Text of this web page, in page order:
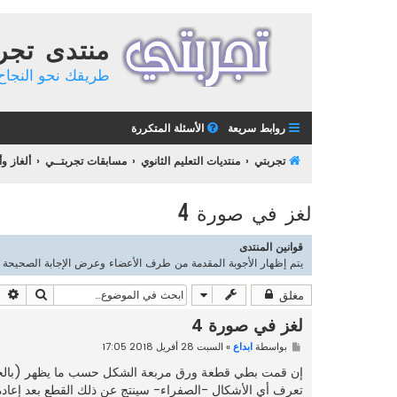
منتدى
طريقك نحو
روابط سريعة الأسئلة المتكررة
تجربتي منتديات التعليم الثانوي مسابقات تجربتــي ألغاز
لغز في صورة 4
قوانين المنتدى
يتم إظهار الأجوبة المقدمة من طرف الأعضاء وعرض الإجابة الصحيحة مع
مغلق بحث
لغز في صورة 4
م
ك
بواسطةابداع» السبت 28 أفريل 2018 17:05
إن قمت بطي قطعة ورق مربعة الشكل حسب ما يظهر
تعرف أي الأشكال -الصفراء- سينتج عن ذلك القطع بعد إعادة